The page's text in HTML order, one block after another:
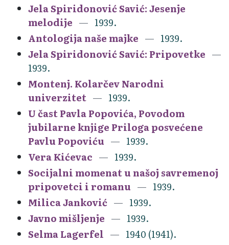
Jela Spiridonović Savić: Jesenje
melodije
1939.
Antologija naše majke
1939.
Jela Spiridonović Savić: Pripovetke
1939.
Montenj. Kolarčev Narodni
univerzitet
1939.
U čast Pavla Popovića, Povodom
jubilarne knjige Priloga posvećene
Pavlu Popoviću
1939.
Vera Kićevac
1939.
Socijalni momenat u našoj savremenoj
pripovetci i romanu
1939.
Milica Janković
1939.
Javno mišljenje
1939.
Selma Lagerfel
1940 (1941).